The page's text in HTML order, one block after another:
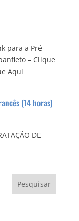
para a Pré-
– Clique
Aqui
(14 horas)
DE